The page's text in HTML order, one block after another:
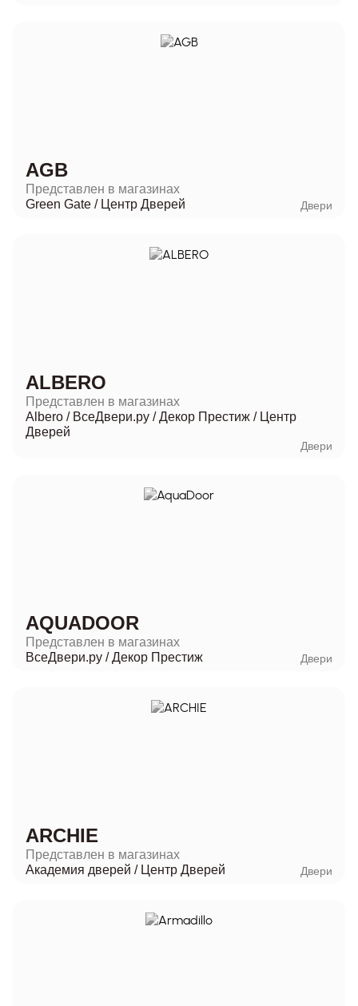
AGB
Представлен в магазинах
Green Gate / Центр Дверей Двери
ALBERO
Представлен в магазинах
Albero / ВсеДвери.ру /Декор Престиж / Центр
Дверей
Двери
AQUADOOR
Представлен в магазинах
ВсеДвери.ру /Декор Престиж Двери
ARCHIE
Представлен в магазинах
Академия дверей / Центр Дверей Двери